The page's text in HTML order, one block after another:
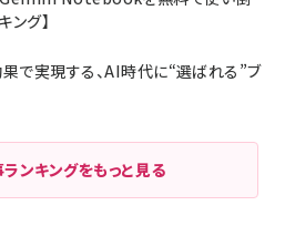
ング】
で実現する、AI時代に“選ばれる”ブ
ンキングをもっと見る